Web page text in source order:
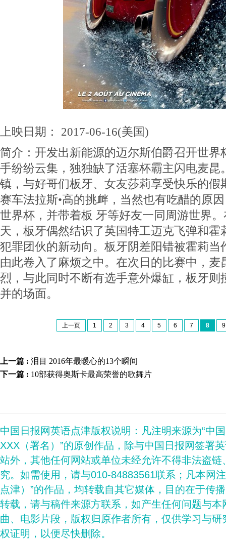
上映日期： 2017-06-16(美国)
简介：开发出新能源的迈尔斯伯爵召开世界
手纷纷云集，独独缺了活塞杯霸主闪电麦昆
镇，与好哥们板牙、女友莎莉享受快乐的假
赛车法拉斯•高的挑衅，当然也有吃醋的原
世界杯，并带着板 牙等好友一同周游世界
天，板牙偶然结识了英国特工迈克飞弹和霍
犯罪团伙的新动向。板牙阴差阳错被霍莉当
由此卷入了麻烦之中。在次日的比赛中，麦
烈，与此同时不断有选手意外爆缸，板牙则
并的场面。
上一页 1 2 3 4 5 6 7 8 9
上一篇 : 泪目 2016年最暖心的13个瞬间
下一篇 : 10部获得奥斯卡最高荣誉的歌舞片
中国日报网英语点津版权说明：凡注明来源为“中
XXX（署名）”的原创作品，除与中国日报网签署
站外，其他任何网站或单位未经允许不得非法盗
究。如需使用，请与010-84883561联系；凡本网
点津）”的作品，均转载自其它媒体，目的在于传
转载，请与稿件来源方联系，如产生任何问题与
曲、电影片段，版权归原作者所有，仅供学习与
权证明，以便尽快删除。